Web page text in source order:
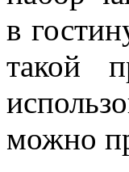
в
такой
можно